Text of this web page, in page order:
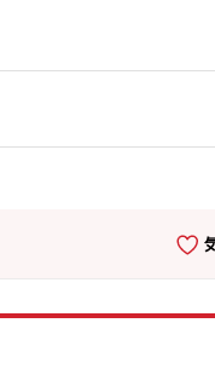
います。